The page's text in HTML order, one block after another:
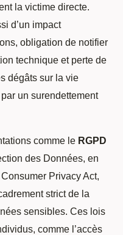
la victime directe.
d’un impact
obligation de notifier
technique et perte de
dégâts sur la vie
un surendettement
comme le RGPD
des Données, en
Privacy Act,
strict de la
sensibles. Ces lois
comme l’accès